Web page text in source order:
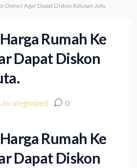
Owner Agar Dapat Diskon Ratusan Juta.
Rumah Ke
Dapat Diskon
Uncategorized 0
Rumah Ke
Dapat Diskon